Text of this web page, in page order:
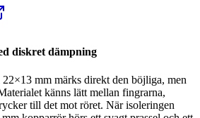
diskret dämpning
mm märks direkt den böjliga, men
känns lätt mellan fingrarna,
till det mot röret. När isoleringen